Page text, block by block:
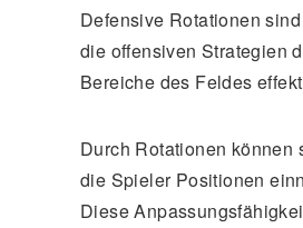
Defensive Rotationen
die offensiven Strategien
Bereiche des Feldes
Durch Rotationen können
die Spieler Positionen
Diese